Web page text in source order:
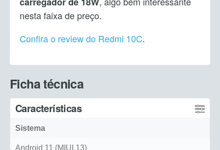
nesta faixa de preço.
Confira o review do Redmi 10C.
Ficha técnica
Características
Sistema
Android 11 (MIUI 13)